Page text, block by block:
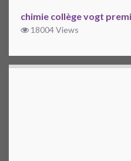
chimie collège vogt
18004 Views